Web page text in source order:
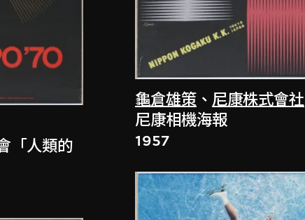
「人類的
龜倉雄策 、 尼康株式會社
尼康相機海報
1957